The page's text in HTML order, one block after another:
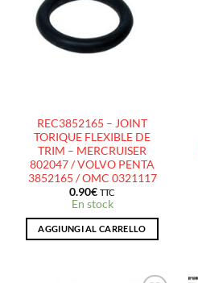
À LA
LISTE
D’ENVIES
REC3852165 – JOINT
TORIQUE FLEXIBLE DE
TRIM – MERCRUISER
802047 / VOLVO PENTA
3852165 / OMC 0321117
0.90€ TTC
En stock
AGGIUNGI AL CARRELLO